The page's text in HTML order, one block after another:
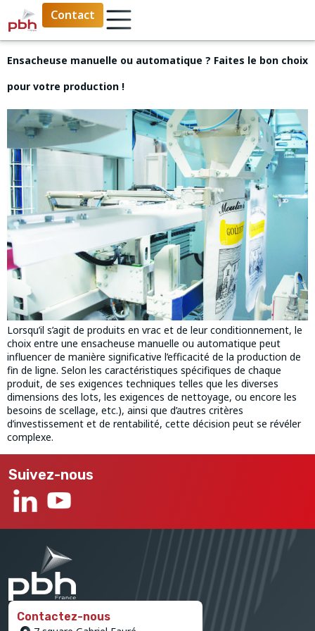
Contact
Ensacheuse manuelle ou automatique ? Faites le bon choix
pour votre production !
Lorsqu’il s’agit de produits en vrac et de leur conditionnement, le
choix entre une ensacheuse manuelle ou automatique peut
influencer de manière significative l’efficacité de la production de
fin de ligne. Selon les caractéristiques spécifiques de chaque
produit, de ses exigences techniques telles que les diverses
dimensions des lots, les exigences de nettoyage, ou encore les
besoins de scellage, etc.), ainsi que d’autres critères
d’investissement et de rentabilité, cette décision peut se révéler
complexe.
Suivez-nous
Contactez-nous